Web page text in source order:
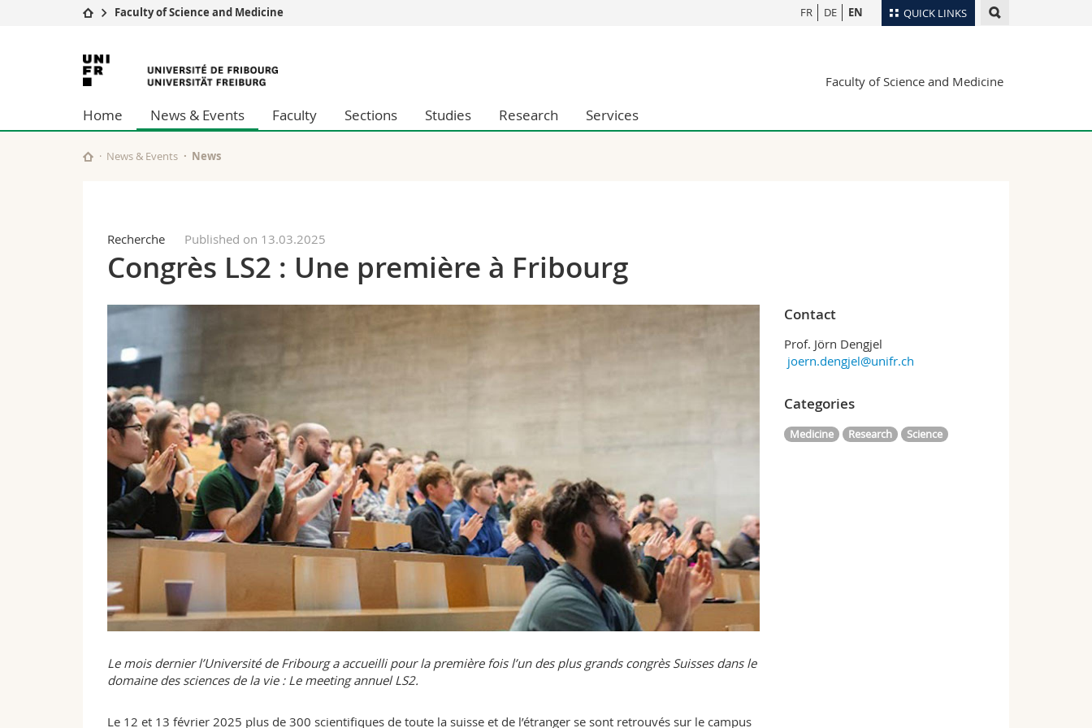
QUICK LINKS
University
Studies
Research
University
Continuing education
Management, Economics and Social sciences
Humanities
Researchers
Maps/Orientation
Webmail
FR DE EN
Faculty of Science and Medicine
University
of
Fribourg
Faculty of Science and Medicine
Home News & Events Faculty Sections Studies Research Services
News & Events News
Recherche Published on 13.03.2025
Congrès LS2 : Une première à Fribourg
Le mois dernier l’Université de Fribourg a accueilli pour la première fois l’un des plus grands congrès Suisses dans le
domaine des sciences de la vie : Le meeting annuel LS2.
Le 12 et 13 février 2025 plus de 300 scientifiques de toute la suisse et de l’étranger se sont retrouvés sur le campus
Contact
Prof. Jörn Dengjel
joern.dengjel@unifr.ch
Categories
Medicine Research Science